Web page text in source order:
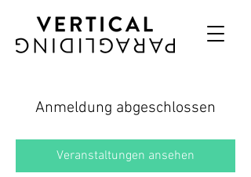
Anmeldung abgeschlossen
Veranstaltungen ansehen